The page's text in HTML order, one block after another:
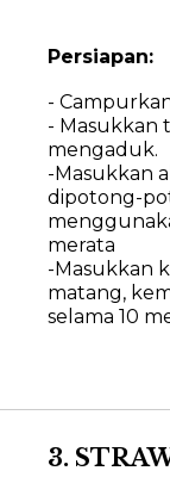
Persiapan:
-
- Masukkan
mengaduk.
-Masukkan
dipotong-
merata
-Masukkan
matang,
selama 10
3.